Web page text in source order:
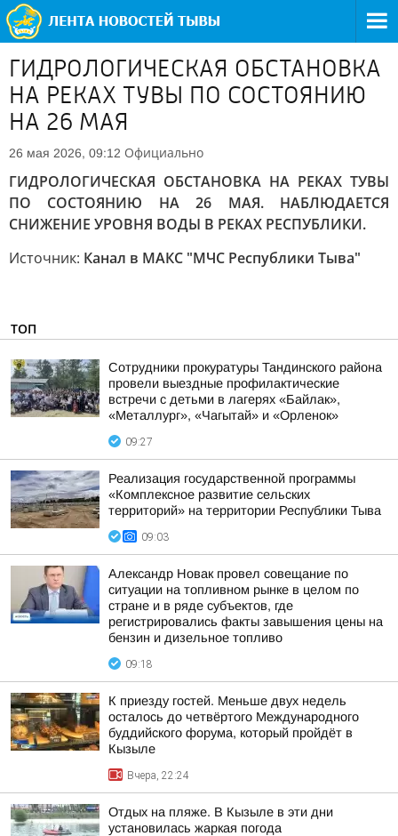
ГИДРОЛОГИЧЕСКАЯ ОБСТАНОВКА
НА РЕКАХ ТУВЫ ПО СОСТОЯНИЮ
НА 26 МАЯ
26 мая 2026, 09:12 Официально
ГИДРОЛОГИЧЕСКАЯ ОБСТАНОВКА НА РЕКАХ ТУВЫ
ПО СОСТОЯНИЮ НА 26 МАЯ. НАБЛЮДАЕТСЯ
СНИЖЕНИЕ УРОВНЯ ВОДЫ В РЕКАХ РЕСПУБЛИКИ.
Источник: Канал в МАКС "МЧС Республики Тыва"
ТОП
Сотрудники прокуратуры Тандинского района
провели выездные профилактические
встречи с детьми в лагерях «Байлак»,
«Металлург», «Чагытай» и «Орленок»
09:27
Реализация государственной программы
«Комплексное развитие сельских
территорий» на территории Республики Тыва
09:03
Александр Новак провел совещание по
ситуации на топливном рынке в целом по
стране и в ряде субъектов, где
регистрировались факты завышения цены на
бензин и дизельное топливо
09:18
К приезду гостей. Меньше двух недель
осталось до четвёртого Международного
буддийского форума, который пройдёт в
Кызыле
Вчера, 22:24
Отдых на пляже. В Кызыле в эти дни
установилась жаркая погода